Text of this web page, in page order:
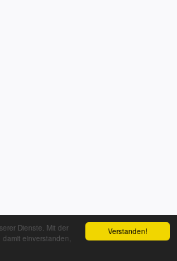
Verstanden!
Dienste. Mit der
einverstanden,